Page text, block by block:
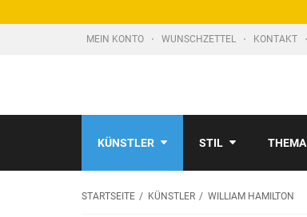
MEIN KONTO WUNSCHZETTEL KONTAKT
KÜNSTLER STIL THEMA
STARTSEITE KÜNSTLER WILLIAM HAMILTON